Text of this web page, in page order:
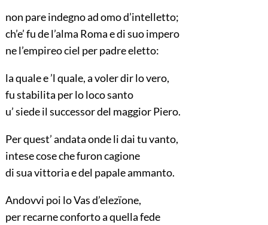
non pare indegno ad omo d’intelletto;
ch’e’ fu de l’alma Roma e di suo impero
ne l’empireo ciel per padre eletto:
la quale e ’l quale, a voler dir lo vero,
fu stabilita per lo loco santo
u’ siede il successor del maggior Piero.
Per quest’ andata onde li dai tu vanto,
intese cose che furon cagione
di sua vittoria e del papale ammanto.
Andovvi poi lo Vas d’elezïone,
per recarne conforto a quella fede